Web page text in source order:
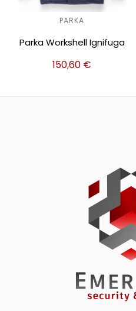
PARKA
Parka Workshell Ignifuga
150,60 €